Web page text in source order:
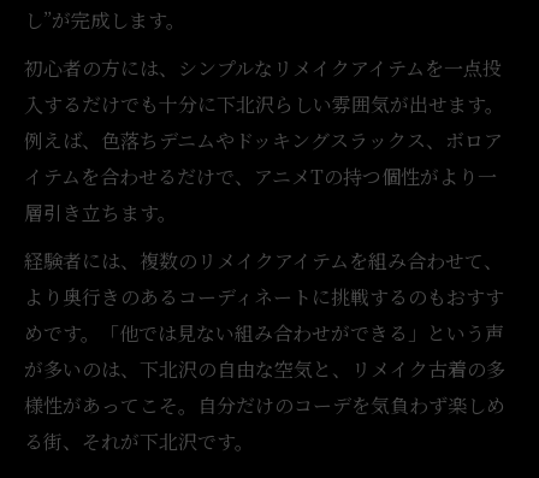
し”が完成します。
初心者の方には、シンプルなリメイクアイテムを一点投
入するだけでも十分に下北沢らしい雰囲気が出せます。
例えば、色落ちデニムやドッキングスラックス、ボロア
イテムを合わせるだけで、アニメTの持つ個性がより一
層引き立ちます。
経験者には、複数のリメイクアイテムを組み合わせて、
より奥行きのあるコーディネートに挑戦するのもおすす
めです。「他では見ない組み合わせができる」という声
が多いのは、下北沢の自由な空気と、リメイク古着の多
様性があってこそ。自分だけのコーデを気負わず楽しめ
る街、それが下北沢です。